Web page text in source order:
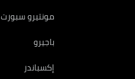
مونتيرو سبورت
باجيرو
إكسباندر